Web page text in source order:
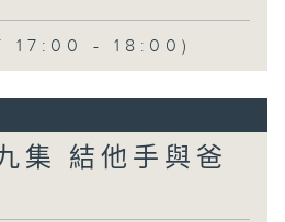
17:00 - 18:00)
集 結他手與爸